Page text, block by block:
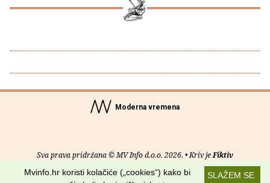
Moderna vremena
Sva prava pridržana © MV Info d.o.o. 2026. • Kriv jeFiktiv
Uvjeti korištenja RSS kanaliSLAŽEM SE
Mvinfo.hr koristi kolačiće („cookies“) kako bi